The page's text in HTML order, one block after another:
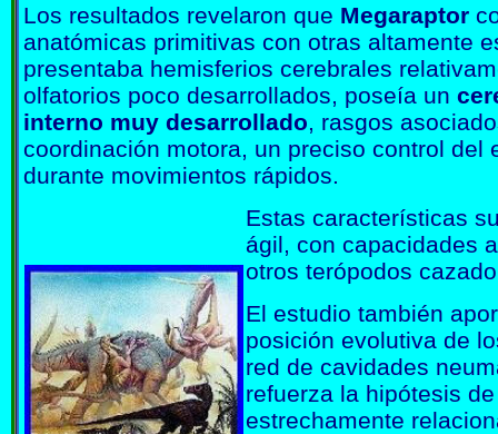
Los resultados revelaron que Megaraptor
anatómicas primitivas con otras altamente
presentaba hemisferios cerebrales
olfatorios poco desarrollados, poseía un
interno muy desarrollado, rasgos
coordinación motora, un preciso control del
durante movimientos rápidos.
Estas características
ágil, con capacidades
otros terópodos
El estudio también
posición evolutiva de
red de cavidades
refuerza la hipótesis
estrechamente